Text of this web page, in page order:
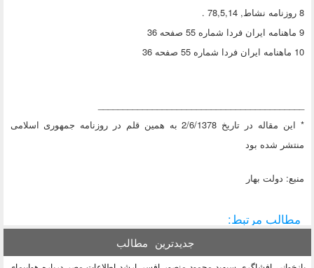
8 روزنامه نشاط, 78,5,14 .
9 ماهنامه ایران فردا شماره 55 صفحه 36
10 ماهنامه ایران فردا شماره 55 صفحه 36
* این مقاله در تاریخ 2/6/1378 به همین قلم در روزنامه جمهوری اسلامی
منتشر شده بود
منبع: دولت بهار
مطالب مرتبط:
جدیدترین مطالب